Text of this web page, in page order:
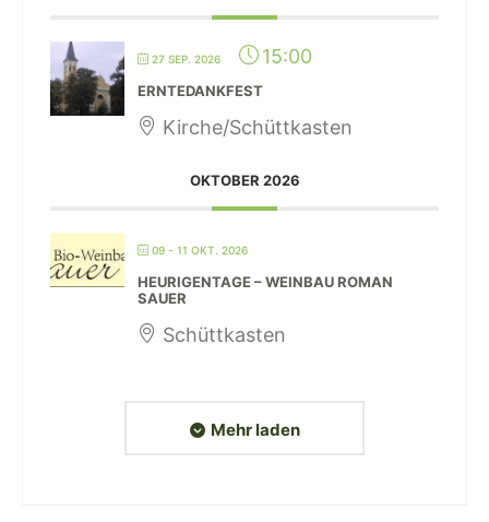
27 SEP. 2026 15:00
ERNTEDANKFEST
Kirche/Schüttkasten
OKTOBER 2026
09 - 11 OKT. 2026
HEURIGENTAGE – WEINBAU ROMAN
SAUER
Schüttkasten
Mehr laden